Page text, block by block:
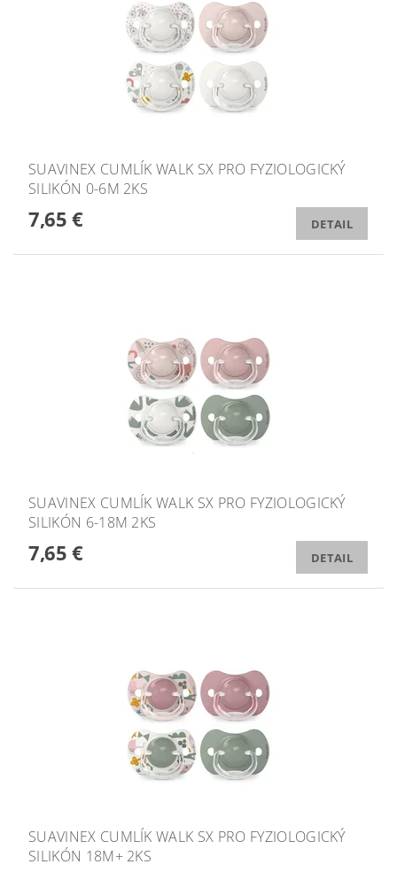
SUAVINEX CUMLÍK WALK SX PRO FYZIOLOGICKÝ
SILIKÓN 0-6M 2KS
7,65 € DETAIL
SUAVINEX CUMLÍK WALK SX PRO FYZIOLOGICKÝ
SILIKÓN 6-18M 2KS
7,65 € DETAIL
SUAVINEX CUMLÍK WALK SX PRO FYZIOLOGICKÝ
SILIKÓN 18M+ 2KS